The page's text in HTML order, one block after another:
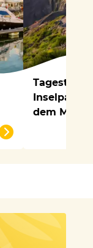
Tagestrips
dem